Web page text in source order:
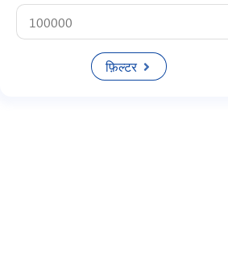
Cms
Platform
फ़िल्टर